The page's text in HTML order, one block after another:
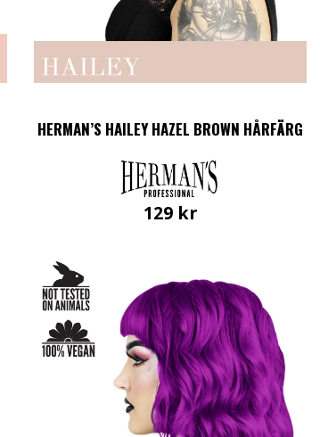
HERMAN’S HAILEY HAZEL BROWN HÅRFÄRG
129 kr